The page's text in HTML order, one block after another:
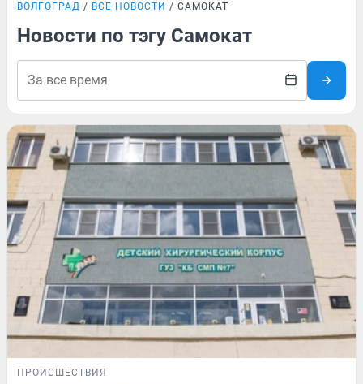
ВОЛГОГРАД ВСЕ НОВОСТИ САМОКАТ
Новости по тэгу Самокат
ПРОИСШЕСТВИЯ